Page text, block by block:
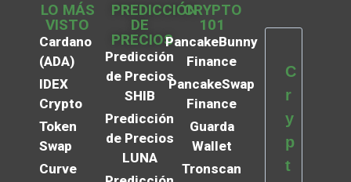
LO MÁS
VISTO
Cardano
(ADA)
IDEX
Crypto
Token
Swap
Curve
PREDICCIÓN
DE
PRECIOS
Predicción
de Precios
SHIB
Predicción
de Precios
LUNA
CRYPTO
101
PancakeBunny
Finance
PancakeSwap
Finance
Guarda
Wallet
Tronscan
C
r
y
p
t